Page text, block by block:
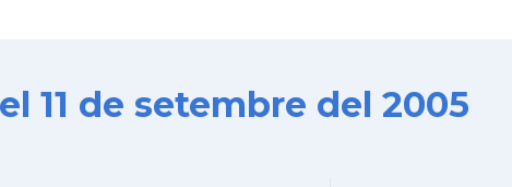
11 de setembre del 2005